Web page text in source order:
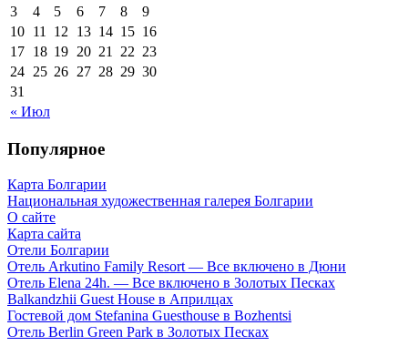
« Июл
3
4 5 6 7 8
9
10 11 12 13 14 15 16
17 18 19 20 21 22 23
24 25 26 27 28 29 30
31
Популярное
Карта Болгарии
Национальная художественная галерея Болгарии
О сайте
Карта сайта
Отели Болгарии
Отель Arkutino Family Resort — Все включено в Дюни
Отель Elena 24h. — Все включено в Золотых Песках
Balkandzhii Guest House в Априлцах
Гостевой дом Stefanina Guesthouse в Bozhentsi
Отель Berlin Green Park в Золотых Песках